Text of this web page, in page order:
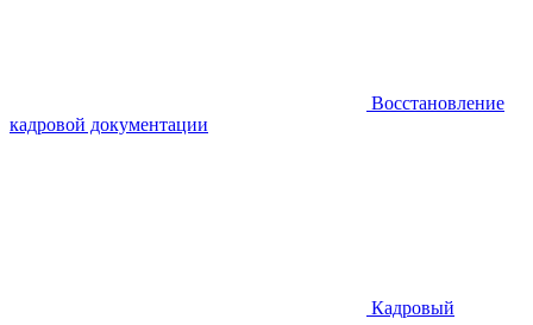
Восстановление
кадровой документации
Кадровый